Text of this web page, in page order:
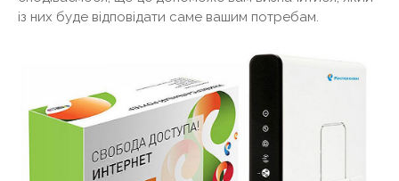
із них буде відповідати саме вашим потребам.